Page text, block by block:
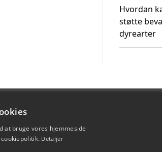
Hvordan
støtte
dyrearter
at bruge vores hjemmeside
Detaljer